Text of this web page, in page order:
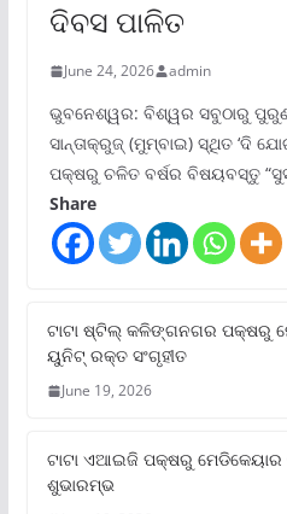
ଦିବସ ପାଳିତ
June 24, 2026 admin
ଭୁବନେଶ୍ୱର: ବିଶ୍ୱର ସବୁଠାରୁ
ସାନ୍ତାକ୍ରୁଜ୍ (ମୁମ୍ବାଇ) ସ୍ଥିତ ‘ଦି
ପକ୍ଷରୁ ଚଳିତ ବର୍ଷର ବିଷୟବସ୍ତୁ
Share
ଟାଟା ଷ୍ଟିଲ୍‌ କଳିଙ୍ଗନଗର ପକ୍ଷରୁ
ୟୁନିଟ୍‌ ରକ୍ତ ସଂଗୃହୀତ
June 19, 2026
ଟାଟା ଏଆଇଜି ପକ୍ଷରୁ
ଶୁଭାରମ୍ଭ